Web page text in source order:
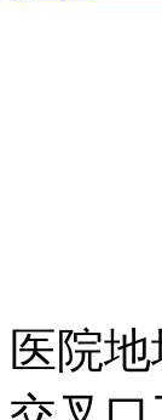
医院